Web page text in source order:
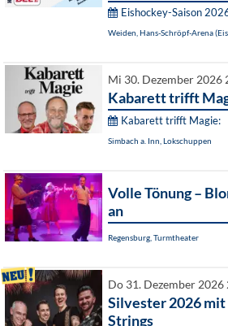
Eishockey-Saison
Weiden, Hans-Schröpf-Arena
Mi 30. Dezember 2026
Kabarett trifft
Kabarett trifft Magie:
Simbach a. Inn, Lokschuppen
Volle Tönung –
an
Regensburg, Turmtheater
Do 31. Dezember
Silvester 2026 mit
Strings